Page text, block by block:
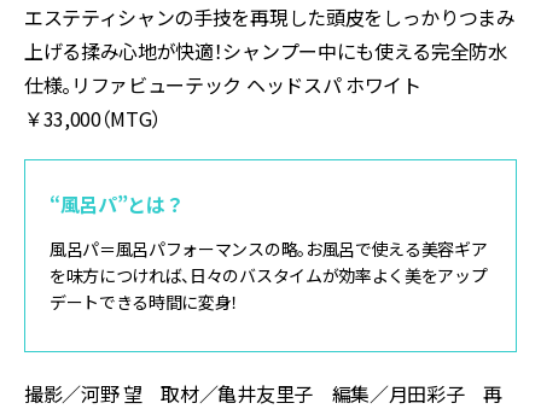
エステティシャンの手技を再現した頭皮をしっかりつまみ
上げる揉み心地が快適！シャンプー中にも使える完全防水
仕様。リファビューテック ヘッドスパ ホワイト
￥33,000（MTG）
“風呂パ”とは？
風呂パ＝風呂パフォーマンスの略。お風呂で使える美容ギア
を味方につければ、日々のバスタイムが効率よく美をアップ
デートできる時間に変身！
撮影／河野 望 取材／亀井友里子 編集／月田彩子 再